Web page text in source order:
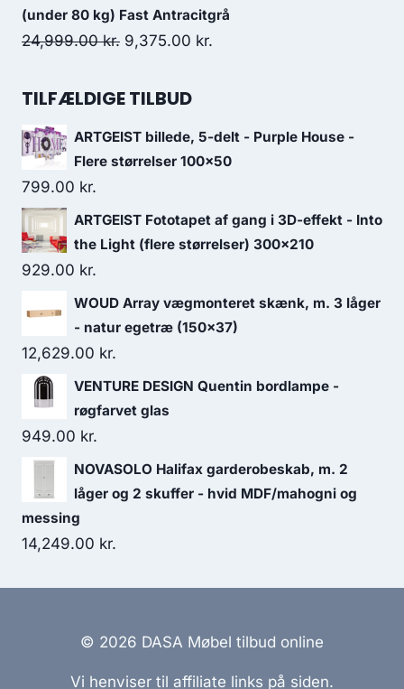
(under 80 kg) Fast Antracitgrå
24,999.00kr. 9,375.00 kr.
TILFÆLDIGE TILBUD
ARTGEIST billede, 5-delt - Purple House -
Flere størrelser 100x50
799.00 kr.
ARTGEIST Fototapet af gang i 3D-effekt - Into
the Light (flere størrelser) 300x210
929.00 kr.
WOUD Array vægmonteret skænk, m. 3 låger
- natur egetræ (150x37)
12,629.00 kr.
VENTURE DESIGN Quentin bordlampe -
røgfarvet glas
949.00 kr.
NOVASOLO Halifax garderobeskab, m. 2
låger og 2 skuffer - hvid MDF/mahogni og
messing
14,249.00 kr.
© 2026 DASA Møbel tilbud online
Vi henviser til affiliate links på siden.